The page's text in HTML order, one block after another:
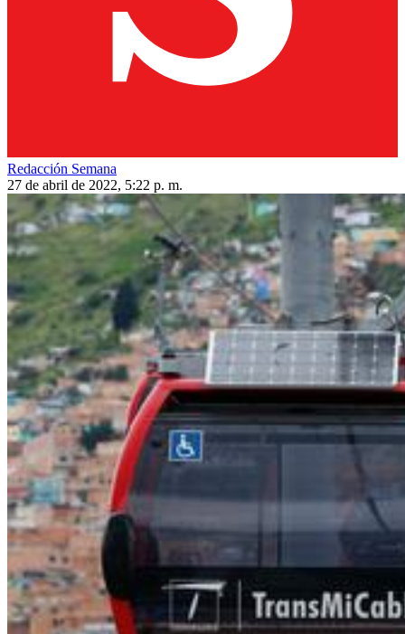
Redacción Semana
27 de abril de 2022, 5:22 p. m.